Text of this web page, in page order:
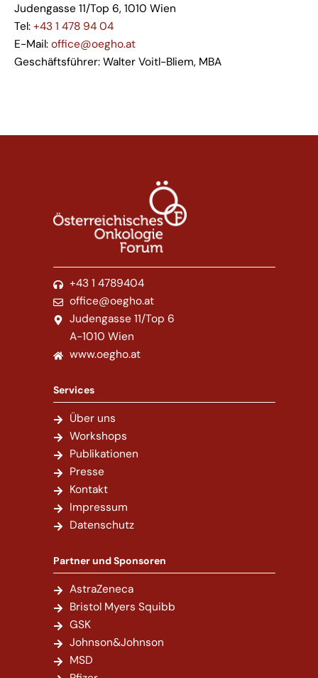
Judengasse 11/Top 6, 1010 Wien
Tel: +43 1 478 94 04
E-Mail: office@oegho.at
Geschäftsführer: Walter Voitl-Bliem, MBA
+43 1 4789404
office@oegho.at
Judengasse 11/Top 6
A-1010 Wien
www.oegho.at
Services
Über uns
Workshops
Publikationen
Presse
Kontakt
Impressum
Datenschutz
Partner und Sponsoren
AstraZeneca
Bristol Myers Squibb
GSK
Johnson&Johnson
MSD